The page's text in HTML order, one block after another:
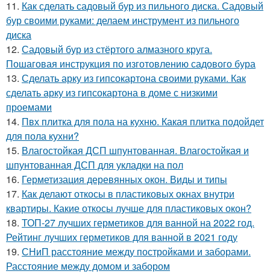
11. Как сделать садовый бур из пильного диска. Садовый
бур своими руками: делаем инструмент из пильного
диска
12. Садовый бур из стёртого алмазного круга.
Пошаговая инструкция по изготовлению садового бура
13. Сделать арку из гипсокартона своими руками. Как
сделать арку из гипсокартона в доме с низкими
проемами
14. Пвх плитка для пола на кухню. Какая плитка подойдет
для пола кухни?
15. Влагостойкая ДСП шпунтованная. Влагостойкая и
шпунтованная ДСП для укладки на пол
16. Герметизация деревянных окон. Виды и типы
17. Как делают откосы в пластиковых окнах внутри
квартиры. Какие откосы лучше для пластиковых окон?
18. ТОП-27 лучших герметиков для ванной на 2022 год.
Рейтинг лучших герметиков для ванной в 2021 году
19. СНиП расстояние между постройками и заборами.
Расстояние между домом и забором